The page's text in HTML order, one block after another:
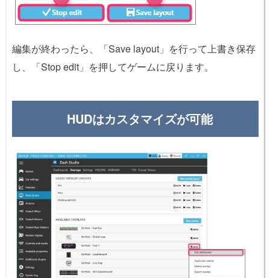
編集が終わったら、「Save layout」を行って上書き保存
し、「Stop edit」を押してゲームに戻ります。
HUDはカスタマイズが可能